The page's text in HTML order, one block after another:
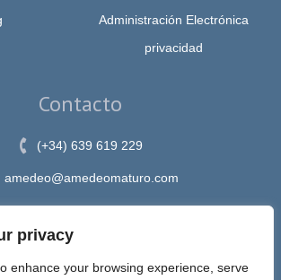
privacy
enhance your browsing experience, serve
Administración Electrónica
privacidad
Contacto
(+34) 639 619 229
amedeo@amedeomaturo.com
Núnez, 12, Alicante 03002, España